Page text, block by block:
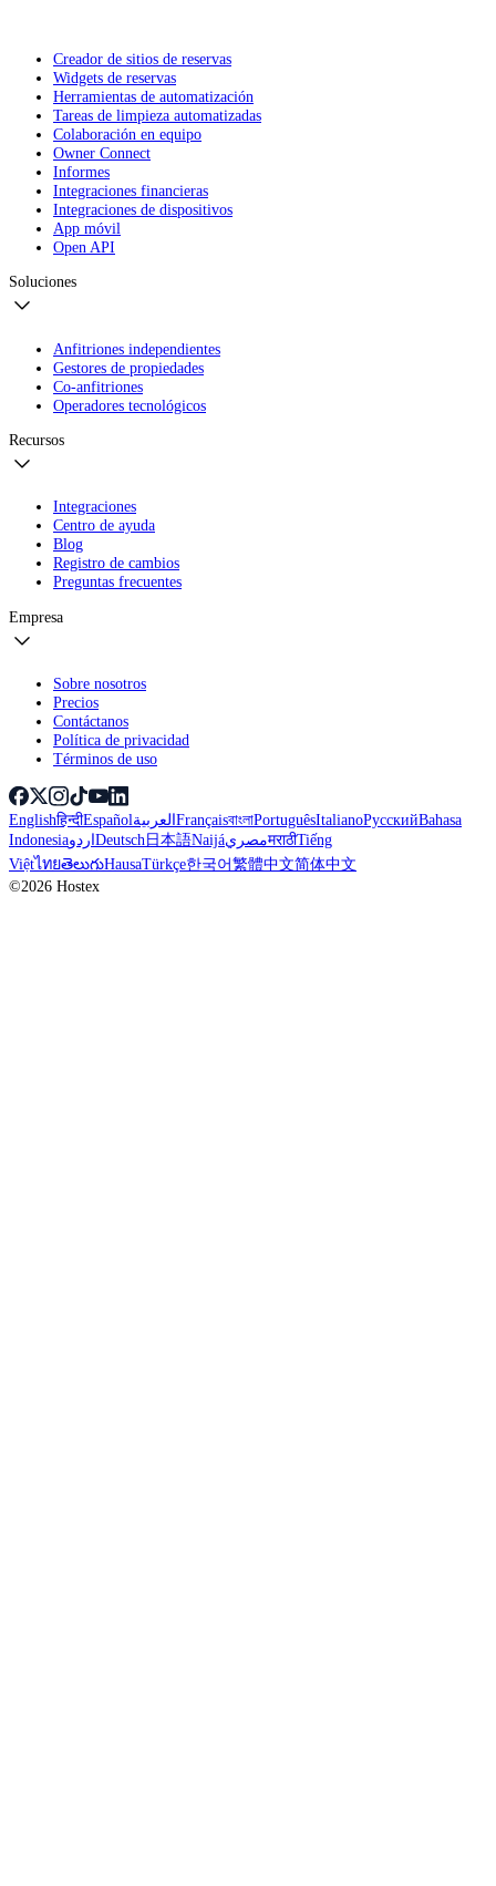
Creador de sitios de reservas
Widgets de reservas
Herramientas de automatización
Tareas de limpieza automatizadas
Colaboración en equipo
Owner Connect
Informes
Integraciones financieras
Integraciones de dispositivos
App móvil
Open API
Soluciones
Anfitriones independientes
Gestores de propiedades
Co-anfitriones
Operadores tecnológicos
Recursos
Integraciones
Centro de ayuda
Blog
Registro de cambios
Preguntas frecuentes
Empresa
Sobre nosotros
Precios
Contáctanos
Política de privacidad
Términos de uso
Englishहिन्दीEspañolالعربيةFrançaisবাংলাPortuguêsItalianoРусскийBahasa
IndonesiaاردوDeutsch日本語NaijáمصريमराठीTiếng
ViệtไทยతెలుగుHausaTürkçe한국어繁體中文简体中文
©2026 Hostex